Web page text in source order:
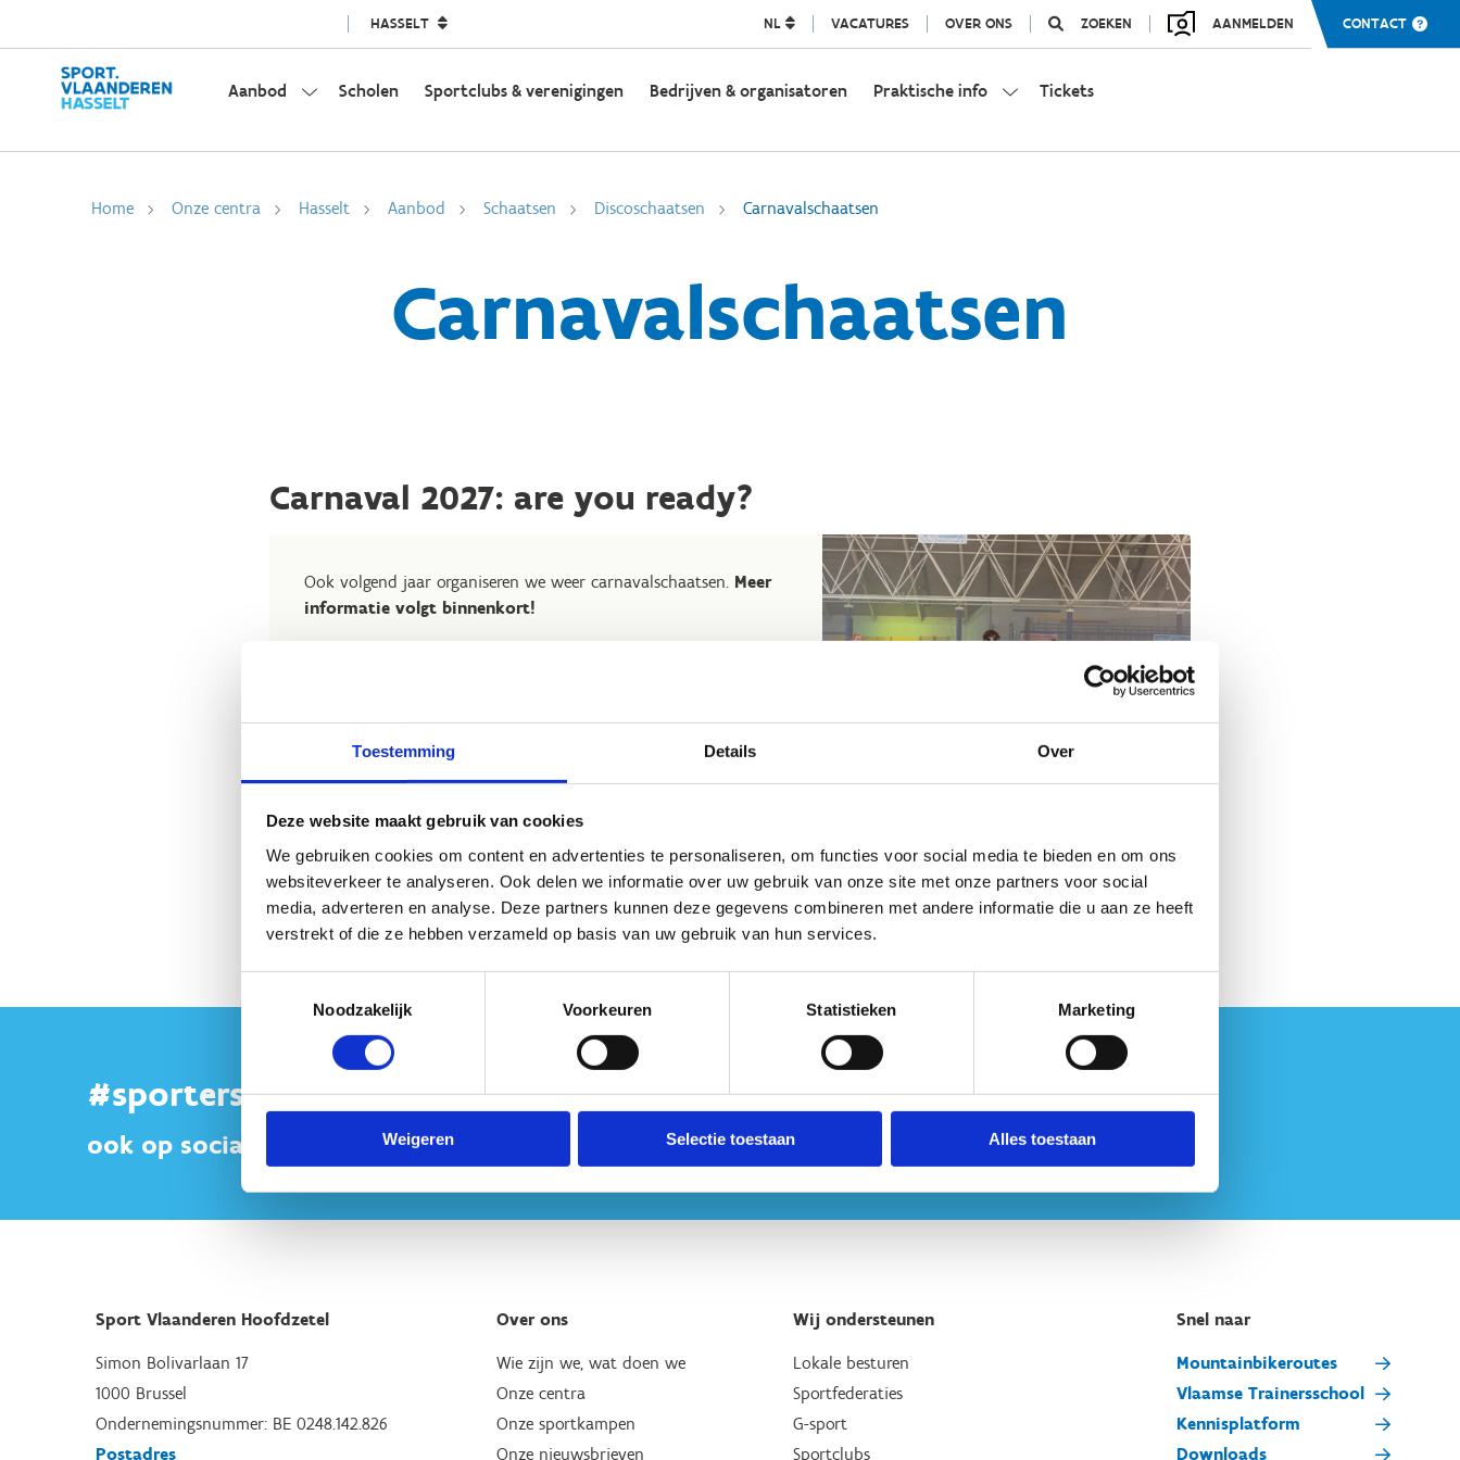
Toestemming Details Over
Deze website maakt gebruik van cookies
We gebruiken cookies om content en advertenties te personaliseren, om functies voor social media te bieden en om ons
websiteverkeer te analyseren. Ook delen we informatie over uw gebruik van onze site met onze partners voor social
media, adverteren en analyse. Deze partners kunnen deze gegevens combineren met andere informatie die u aan ze heeft
verstrekt of die ze hebben verzameld op basis van uw gebruik van hun services.
Noodzakelijk
Voorkeuren Statistieken Marketing
Weigeren Selectie toestaan Alles toestaan
HASSELT NL VACATURES OVER ONS ZOEKEN AANMELDEN CONTACT
Aanbod Scholen Sportclubs & verenigingen Bedrijven & organisatoren Praktische info Tickets
Home Onze centra Hasselt Aanbod Schaatsen Discoschaatsen Carnavalschaatsen
Carnavalschaatsen
Carnaval 2027: are you ready?
Ook volgend jaar organiseren we weer carnavalschaatsen. Meer
informatie volgt binnenkort!
Heb je nog een vraag? Contacteer ons
Sport Vlaanderen Hasselt
011 30 08 00
Stuur een bericht
#sportersbelevenmeer
ook op sociale media
Sport Vlaanderen Hoofdzetel
Simon Bolivarlaan 17
1000 Brussel
Ondernemingsnummer: BE 0248.142.826
Postadres
Over ons
Wie zijn we, wat doen we
Onze centra
Onze sportkampen
Onze nieuwsbrieven
Wij ondersteunen
Lokale besturen
Sportfederaties
G-sport
Sportclubs
Snel naar
Mountainbikeroutes
Vlaamse Trainersschool
Kennisplatform
Downloads